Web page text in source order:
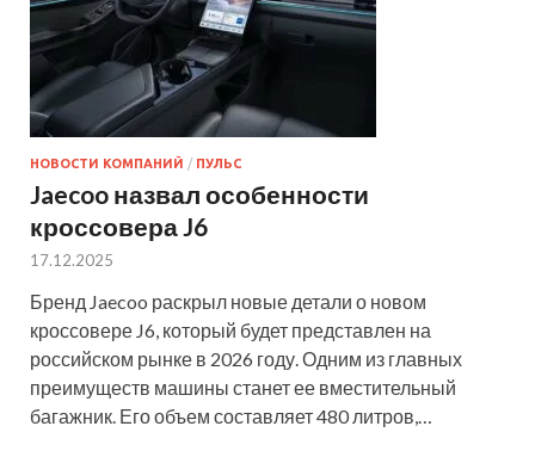
НОВОСТИ КОМПАНИЙ / ПУЛЬС
Jaecoo назвал особенности
кроссовера J6
17.12.2025
Бренд Jaecoo раскрыл новые детали о новом
кроссовере J6, который будет представлен на
российском рынке в 2026 году. Одним из главных
преимуществ машины станет ее вместительный
багажник. Его объем составляет 480 литров,…